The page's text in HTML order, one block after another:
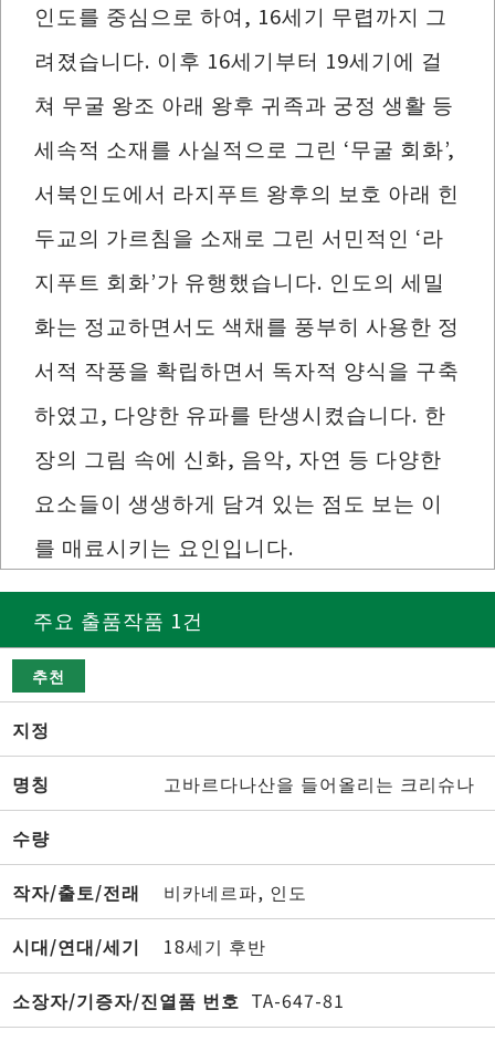
인도를 중심으로 하여, 16세기 무렵까지 그
려졌습니다. 이후 16세기부터 19세기에 걸
쳐 무굴 왕조 아래 왕후 귀족과 궁정 생활 등
세속적 소재를 사실적으로 그린 ‘무굴 회화’,
서북인도에서 라지푸트 왕후의 보호 아래 힌
두교의 가르침을 소재로 그린 서민적인 ‘라
지푸트 회화’가 유행했습니다. 인도의 세밀
화는 정교하면서도 색채를 풍부히 사용한 정
서적 작풍을 확립하면서 독자적 양식을 구축
하였고, 다양한 유파를 탄생시켰습니다. 한
장의 그림 속에 신화, 음악, 자연 등 다양한
요소들이 생생하게 담겨 있는 점도 보는 이
를 매료시키는 요인입니다.
주요 출품작품 1건
추천
지정
명칭 고바르다나산을 들어올리는 크리슈나
수량
작자/출토/전래 비카네르파, 인도
시대/연대/세기 18세기 후반
소장자/기증자/진열품 번호 TA-647-81